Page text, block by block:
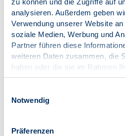
analysieren. Außerdem geben
Verwendung unserer Website
soziale Medien, Werbung und
Partner führen diese
weiteren Daten zusammen, die
haben oder die sie im Rahmen
gesammelt haben.
Notwendig
Präferenzen
Veröffentlicht am:
06.05.2026
Kategorien:
Pressemitteilung